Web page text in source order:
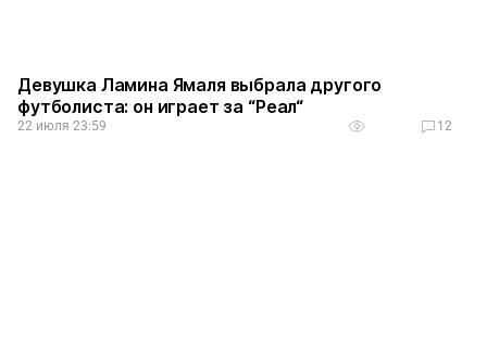
Девушка Ламина Ямаля выбрала другого
футболиста: он играет за “Реал“
22 июля 23:59 12